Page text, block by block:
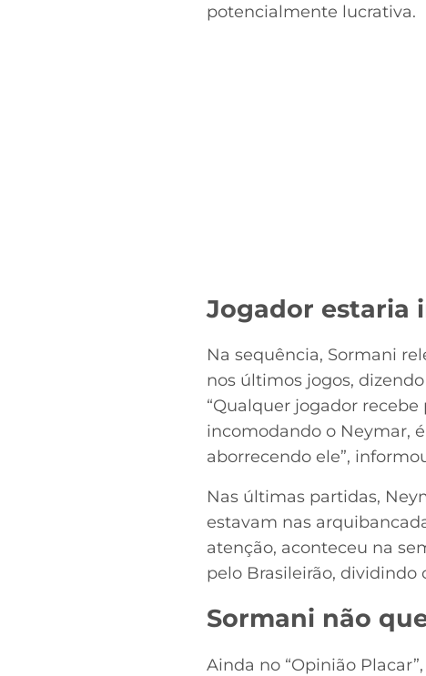
potencialmente lucrativa.
Jogador estaria
Na sequência, Sormani
nos últimos jogos,
“Qualquer jogador
incomodando o Neymar,
aborrecendo ele”,
Nas últimas partidas,
estavam nas
atenção, aconteceu na
pelo Brasileirão, dividindo
Sormani não
Ainda no “Opinião